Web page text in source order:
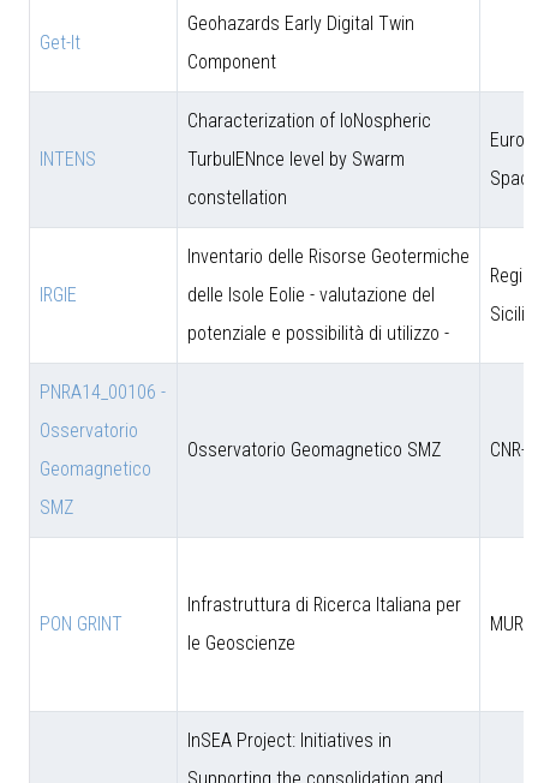
Get-It
Geohazards Early Digital Twin
Component
INTENS
Characterization of IoNospheric
TurbulENnce level by Swarm
constellation
IRGIE
Inventario delle Risorse Geotermiche
delle Isole Eolie - valutazione del
potenziale e possibilità di utilizzo -
PNRA14_00106 -
Osservatorio
Geomagnetico
SMZ
Osservatorio Geomagnetico SMZ CNR-
PON GRINT
Infrastruttura di Ricerca Italiana per
le Geoscienze
MUR
InSEA Project: Initiatives in
Supporting the consolidation and